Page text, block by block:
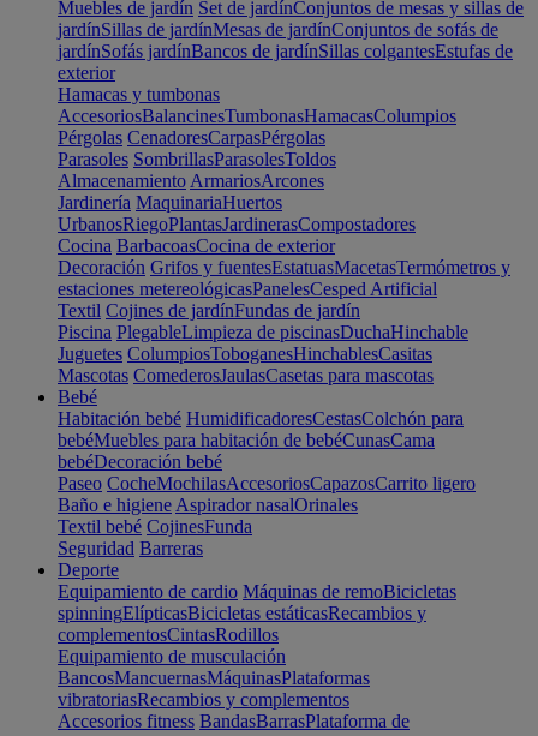
Muebles de jardín Set de jardínConjuntos de mesas y sillas de
jardínSillas de jardínMesas de jardínConjuntos de sofás de
jardínSofás jardínBancos de jardínSillas colgantesEstufas de
exterior
Hamacas y tumbonas
AccesoriosBalancinesTumbonasHamacasColumpios
Pérgolas CenadoresCarpasPérgolas
Parasoles SombrillasParasolesToldos
Almacenamiento ArmariosArcones
Jardinería MaquinariaHuertos
UrbanosRiegoPlantasJardinerasCompostadores
Cocina BarbacoasCocina de exterior
Decoración Grifos y fuentesEstatuasMacetasTermómetros y
estaciones metereológicasPanelesCesped Artificial
Textil Cojines de jardínFundas de jardín
Piscina PlegableLimpieza de piscinasDuchaHinchable
Juguetes ColumpiosToboganesHinchablesCasitas
Mascotas ComederosJaulasCasetas para mascotas
Bebé
Habitación bebé HumidificadoresCestasColchón para
bebéMuebles para habitación de bebéCunasCama
bebéDecoración bebé
Paseo CocheMochilasAccesoriosCapazosCarrito ligero
Baño e higiene Aspirador nasalOrinales
Textil bebé CojinesFunda
Seguridad Barreras
Deporte
Equipamiento de cardio Máquinas de remoBicicletas
spinningElípticasBicicletas estáticasRecambios y
complementosCintasRodillos
Equipamiento de musculación
BancosMancuernasMáquinasPlataformas
vibratoriasRecambios y complementos
Accesorios fitness BandasBarrasPlataforma de